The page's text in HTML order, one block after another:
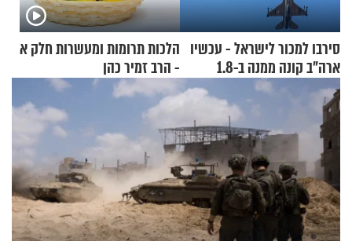
סירבו למכור לישראל - עכשיו
ארה"ב קונה ממנה ב-1.8
מיליארד דולר
הלכות תרומות ומעשרות חלק א
- הרב זמיר כהן